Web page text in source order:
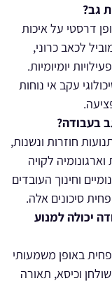
גב?
דרסטי על איכות
לכאב כרוני,
יומיומיות.
עקב אי נוחות
בעבודה?
חוזרות ונשנות,
לקויה
וחינוך העובדים
סיכונים אלה.
יכולה למנוע
באופן משמעותי
וכיסא, תאורה